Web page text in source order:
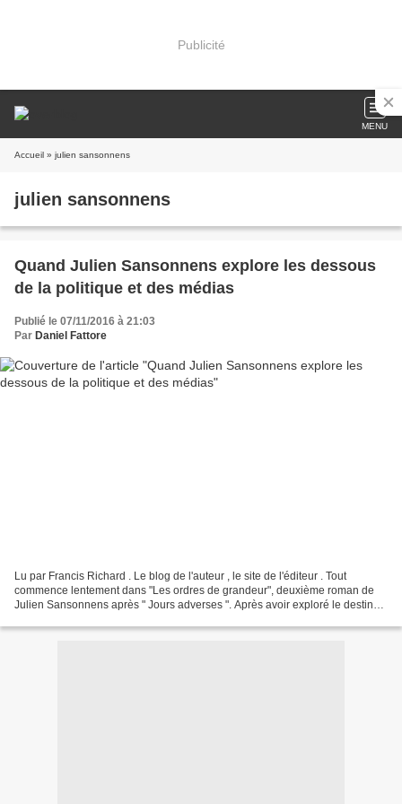
Publicité
MENU
Accueil » julien sansonnens
julien sansonnens
Quand Julien Sansonnens explore les dessous
de la politique et des médias
Publié le 07/11/2016 à 21:03
Par Daniel Fattore
Lu par Francis Richard . Le blog de l'auteur , le site de l'éditeur . Tout
commence lentement dans "Les ordres de grandeur", deuxième roman de
Julien Sansonnens après " Jours adverses ". Après avoir exploré le destin